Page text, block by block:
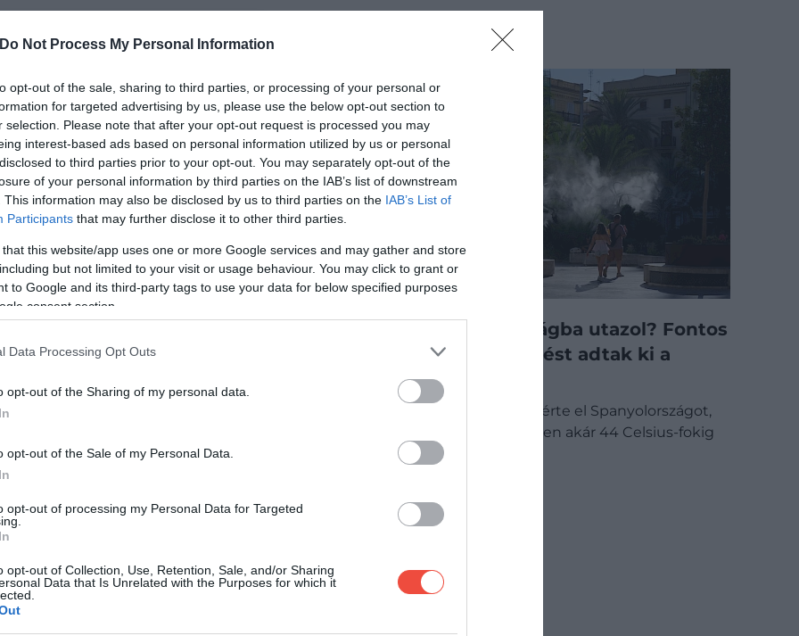
Do Not Process My Personal Information
opt-out of the sale, sharing to third parties, or processing of your personal or
for targeted advertising by us, please use the below opt-out section to
selection. Please note that after your opt-out request is processed you may
interest-based ads based on personal information utilized by us or personal
to third parties prior to your opt-out. You may separately opt-out of the
of your personal information by third parties on the IAB’s list of downstream
This information may also be disclosed by us to third parties on the IAB’s List of
Participants that may further disclose it to other third parties.
that this website/app uses one or more Google services and may gather and store
but not limited to your visit or usage behaviour. You may click to grant or
to Google and its third-party tags to use your data for below specified purposes
consent section.
Data Processing Opt Outs
opt-out of the Sharing of my personal data.
opt-out of the Sale of my Personal Data.
opt-out of processing my Personal Data for Targeted
opt-out of Collection, Use, Retention, Sale, and/or Sharing
Data that Is Unrelated with the Purposes for which it
on Instagram
Daily (@tropicsdaily)
homokos strandjaitól a turisták sem
látogató több problémát is hozott. Ezt sok helyen
Spanyolországba utazol? Fontos
figyelmeztetést adtak ki a
nyaralóknak
Újabb hőhullám érte el Spanyolországot,
egyes térségekben akár 44 Celsius-fokig
emelkedhet a…